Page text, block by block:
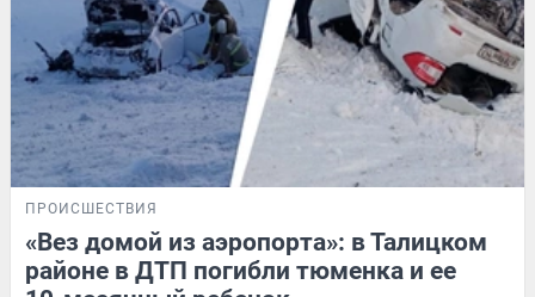
ПРОИСШЕСТВИЯ
«Вез домой из аэропорта»: в Талицком
районе в ДТП погибли тюменка и ее